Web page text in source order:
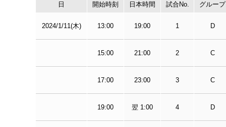
日 開始時刻 日本時間 試合No. グループ
2024/1/11(木) 13:00 19:00 1 D
15:00 21:00 2 C
17:00 23:00 3 C
19:00 翌 1:00 4 D